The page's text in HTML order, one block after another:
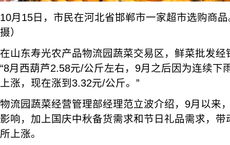
10月15日，市民在河北省邯郸市一家超市选购商
摄）
在山东寿光农产品物流园蔬菜交易区，鲜菜批发
“8月西葫芦2.58元/公斤左右，9月之后因为连续下
上涨，现在涨到3.32元/公斤。”
物流园蔬菜经营管理部经理范立波介绍，9月以来
影响，加上国庆中秋备货需求和节日礼品需求，
所上涨。